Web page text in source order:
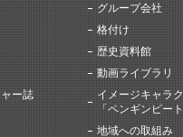
ー誌
グループ会社
格付け
歴史資料館
動画ライブラリ
イメージキャラ
「ペンギンピー
地域への取組み